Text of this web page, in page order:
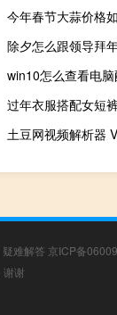
今年春节大蒜价格
除夕怎么跟领导拜
win10怎么查看电脑
过年衣服搭配女短
疑难解答 京ICP备
谢谢